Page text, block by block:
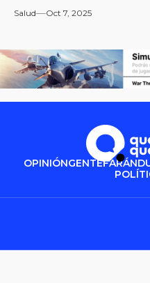
Salud Oct 7, 2025
OPINIÓNGENTE